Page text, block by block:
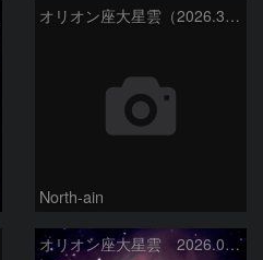
オリオン座大星雲（2026.3.15）
North-ain
オリオン座大星雲 2026.01.13